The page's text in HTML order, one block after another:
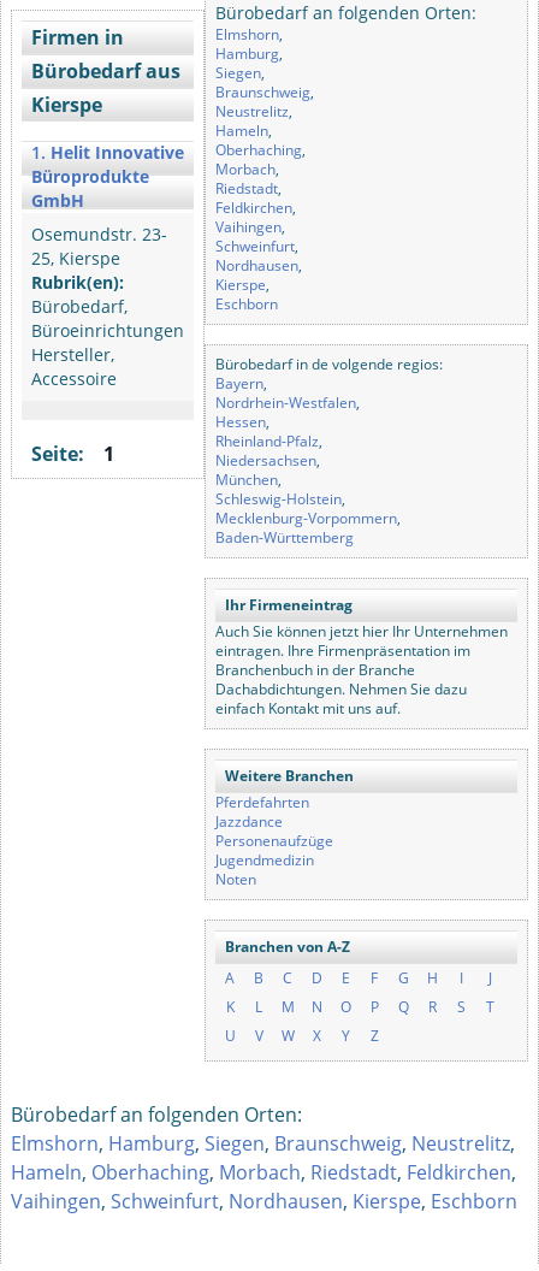
Firmen in
Bürobedarf aus
Kierspe
1. Helit Innovative
Büroprodukte
GmbH
Osemundstr. 23-
25, Kierspe
Rubrik(en):
Bürobedarf,
Büroeinrichtungen
Hersteller,
Accessoire
Seite: 1
Bürobedarf an folgenden Orten:
Elmshorn,
Hamburg,
Siegen,
Braunschweig,
Neustrelitz,
Hameln,
Oberhaching,
Morbach,
Riedstadt,
Feldkirchen,
Vaihingen,
Schweinfurt,
Nordhausen,
Kierspe,
Eschborn
Bürobedarf in de volgende regios:
Bayern,
Nordrhein-Westfalen,
Hessen,
Rheinland-Pfalz,
Niedersachsen,
München,
Schleswig-Holstein,
Mecklenburg-Vorpommern,
Baden-Württemberg
Ihr Firmeneintrag
Auch Sie können jetzt hier Ihr Unternehmen
eintragen. Ihre Firmenpräsentation im
Branchenbuch in der Branche
Dachabdichtungen. Nehmen Sie dazu
einfach Kontakt mit uns auf.
Weitere Branchen
Pferdefahrten
Jazzdance
Personenaufzüge
Jugendmedizin
Noten
Branchen von A-Z
A
B C D E F G H I
J
K
L M N O P Q R S
T
U
V W X Y Z
Bürobedarf an folgenden Orten:
Elmshorn, Hamburg, Siegen, Braunschweig, Neustrelitz,
Hameln, Oberhaching, Morbach, Riedstadt, Feldkirchen,
Vaihingen, Schweinfurt, Nordhausen, Kierspe, Eschborn